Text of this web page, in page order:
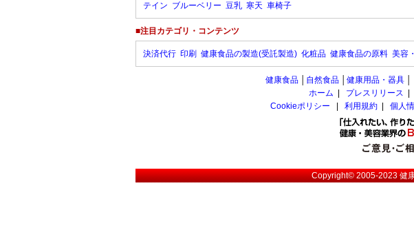
テイン ブルーベリー 豆乳 寒天 車椅子
■注目カテゴリ・コンテンツ
決済代行 印刷 健康食品の製造(受託製造) 化粧品 健康食品の原料 美容
健康食品 自然食品 健康用品・器具
ホーム
プレスリリース
Cookieポリシー
利用規約 個人
Copyright© 2005-2023健